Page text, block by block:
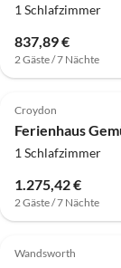
1 Schlafzimmer
837,89 €
2 Gäste / 7 Nächte
Croydon
1 Schlafzimmer
1.275,42 €
2 Gäste / 7 Nächte
Wandsworth